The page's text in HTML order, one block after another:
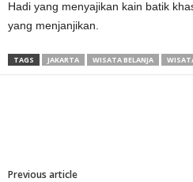
Hadi yang menyajikan kain batik
yang menjanjikan.
TAGS JAKARTA WISATA BELANJA
Previous article